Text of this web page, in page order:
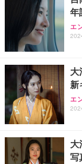
年
エ
大
新
エ
大
写